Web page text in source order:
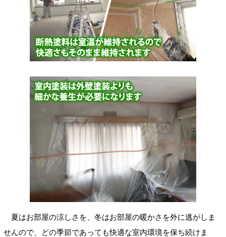
夏はお部屋の涼しさを、冬はお部屋の暖かさを外に逃がしま
せんので、どの季節であっても快適な室内環境を保ち続けま